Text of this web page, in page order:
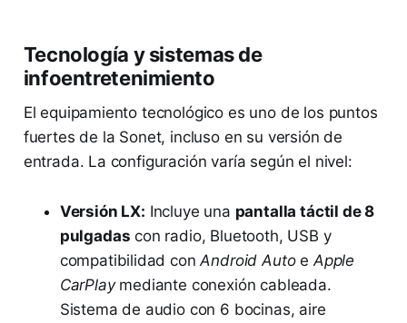
Tecnología y sistemas de
infoentretenimiento
El equipamiento tecnológico es uno de los puntos
fuertes de la Sonet, incluso en su versión de
entrada. La configuración varía según el nivel:
Versión LX: Incluye una pantalla táctil de 8
pulgadas con radio, Bluetooth, USB y
compatibilidad conAndroid Autoe Apple
CarPlaymediante conexión cableada.
Sistema de audio con 6 bocinas, aire